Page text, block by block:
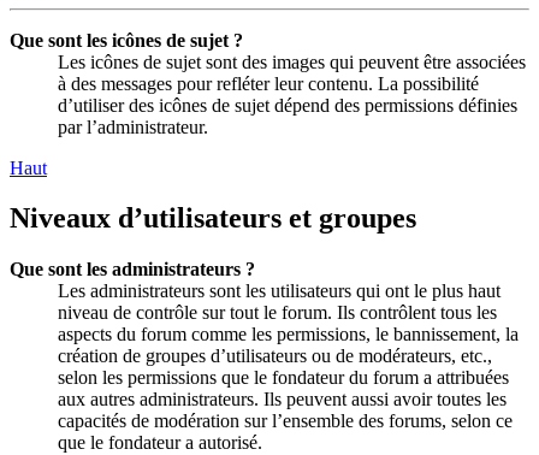
Que sont les icônes de sujet ?
Les icônes de sujet sont des images qui peuvent être associées
à des messages pour refléter leur contenu. La possibilité
d’utiliser des icônes de sujet dépend des permissions définies
par l’administrateur.
Haut
Niveaux d’utilisateurs et groupes
Que sont les administrateurs ?
Les administrateurs sont les utilisateurs qui ont le plus haut
niveau de contrôle sur tout le forum. Ils contrôlent tous les
aspects du forum comme les permissions, le bannissement, la
création de groupes d’utilisateurs ou de modérateurs, etc.,
selon les permissions que le fondateur du forum a attribuées
aux autres administrateurs. Ils peuvent aussi avoir toutes les
capacités de modération sur l’ensemble des forums, selon ce
que le fondateur a autorisé.